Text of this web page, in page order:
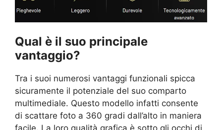
Qual è il suo principale
vantaggio?
Tra i suoi numerosi vantaggi funzionali spicca
sicuramente il potenziale del suo comparto
multimediale. Questo modello infatti consente
di scattare foto a 360 gradi dall’alto in maniera